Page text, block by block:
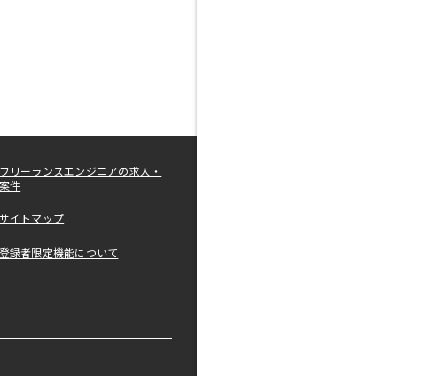
フリーランスエンジニアの求人・
案件
サイトマップ
登録者限定機能について